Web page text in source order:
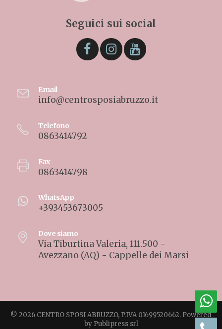
Seguici sui social
Email
info@centrosposiabruzzo.it
Telefono
0863414792
Fax
0863414798
WhatsApp
+393453673005
Dove siamo
Via Tiburtina Valeria, 111.500 -
Avezzano (AQ) - Cappelle dei Marsi
© 2026 CENTRO SPOSI ABRUZZO, P.IVA 01699520662. Powered
by Publipress srl